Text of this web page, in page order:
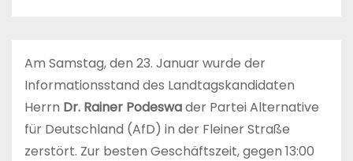
Am Samstag, den 23. Januar wurde der
Informationsstand des Landtagskandidaten
Herrn Dr. Rainer Podeswader Partei Alternative
für Deutschland (AfD) in der Fleiner Straße
zerstört. Zur besten Geschäftszeit, gegen 13:00